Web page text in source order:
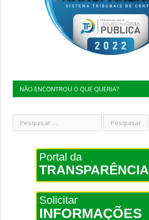
NÃO ENCONTROU O QUE QUERIA?
Portal da
TRANSPARÊNCIA
Solicitar
INFORMAÇÕES